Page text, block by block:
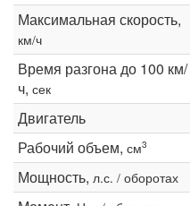
Максимальная скорость,
км/ч
Время разгона до 100 км/
ч, сек
Двигатель
Рабочий объем, см3
Мощность, л.с. / оборотах